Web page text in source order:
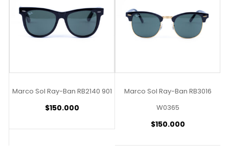
Marco Sol Ray-Ban RB2140 901
$150.000
Marco Sol Ray-Ban RB3016
W0365
$150.000